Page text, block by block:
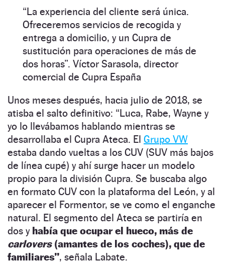
“La experiencia del cliente será única.
Ofreceremos servicios de recogida y
entrega a domicilio, y un Cupra de
sustitución para operaciones de más de
dos horas”. Víctor Sarasola, director
comercial de Cupra España
Unos meses después, hacia julio de 2018, se
atisba el salto definitivo: “Luca, Rabe, Wayne y
yo lo llevábamos hablando mientras se
desarrollaba el Cupra Ateca. El Grupo VW
estaba dando vueltas a los CUV (SUV más bajos
de línea cupé) y ahí surge hacer un modelo
propio para la división Cupra. Se buscaba algo
en formato CUV con la plataforma del León, y al
aparecer el Formentor, se ve como el enganche
natural. El segmento del Ateca se partiría en
dos y había que ocupar el hueco, más de
carlovers (amantes de los coches), que de
familiares”, señala Labate.